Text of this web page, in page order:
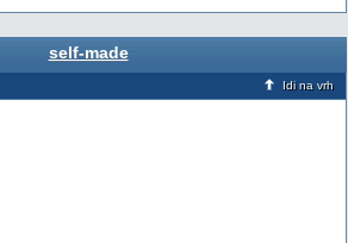
self-made
Idi na vrh